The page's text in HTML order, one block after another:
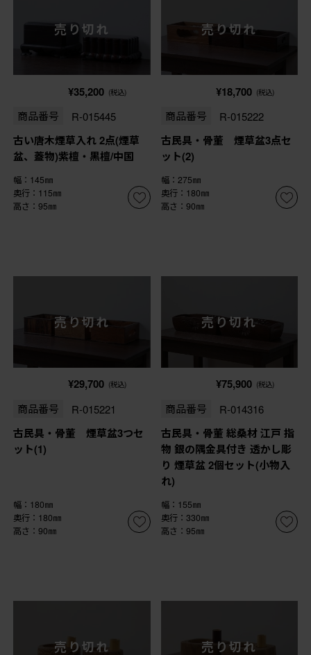
売り切れ
¥35,200 (税込)
商品番号 R-015445
古い唐木煙草入れ 2点(煙草
盆、蓋物)紫檀・黒檀/中国
幅：145㎜
奥行：115㎜
高さ：95㎜
売り切れ
¥18,700 (税込)
商品番号 R-015222
古民具・骨董 煙草盆3点セ
ット(2)
幅：275㎜
奥行：180㎜
高さ：90㎜
売り切れ
¥29,700 (税込)
商品番号 R-015221
古民具・骨董 煙草盆3つセ
ット(1)
幅：180㎜
奥行：180㎜
高さ：90㎜
売り切れ
¥75,900 (税込)
商品番号 R-014316
古民具・骨董 総桑材 江戸 指
物 銀の隅金具付き 透かし彫
り 煙草盆 2個セット(小物入
れ)
幅：155㎜
奥行：330㎜
高さ：95㎜
売り切れ 売り切れ